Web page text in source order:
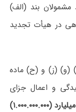
بند (الف)
در هیأت تجدید
(و) (ز) و (ح) ماده
و اعمال جزای
از ده میلیون (۱۰.۰۰۰.۰۰۰) ریال تا یک میلیارد (۱.۰۰۰.۰۰۰.۰۰۰)